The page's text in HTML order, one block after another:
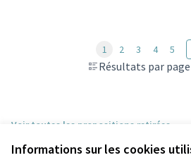
Informations sur les cookies
Résultats par page
1 2 3 4 5
Voir toutes les propositions retirées